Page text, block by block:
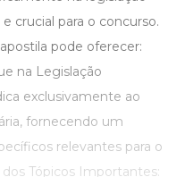
crucial para o concurso.
pode oferecer:
na Legislação
exclusivamente ao
fornecendo um
relevantes para o
Tópicos Importantes: